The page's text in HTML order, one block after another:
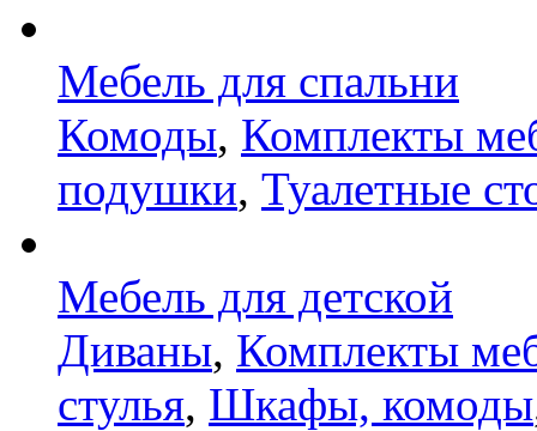
Мебель для спальни
Комоды, Комплекты
подушки, Туалетные
Мебель для детской
Диваны, Комплекты
стулья, Шкафы, комоды